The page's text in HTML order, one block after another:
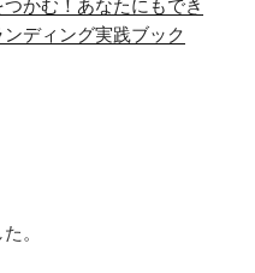
つかむ！あなたにもでき
ディング実践ブック
。